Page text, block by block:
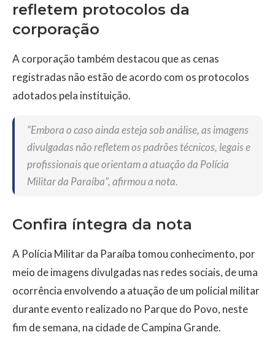
refletem protocolos da
corporação
A corporação também destacou que as cenas
registradas não estão de acordo com os protocolos
adotados pela instituição.
“Embora o caso ainda esteja sob análise, as imagens
divulgadas não refletem os padrões técnicos, legais e
profissionais que orientam a atuação da Polícia
Militar da Paraíba”, afirmou a nota.
Confira íntegra da nota
A Polícia Militar da Paraíba tomou conhecimento, por
meio de imagens divulgadas nas redes sociais, de uma
ocorrência envolvendo a atuação de um policial militar
durante evento realizado no Parque do Povo, neste
fim de semana, na cidade de Campina Grande.